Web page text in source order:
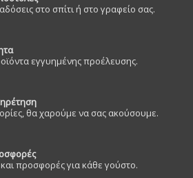
στο σπίτι ή στο γραφείο σας.
εγγυημένης προέλευσης.
θα χαρούμε να σας ακούσουμε.
προσφορές για κάθε γούστο.